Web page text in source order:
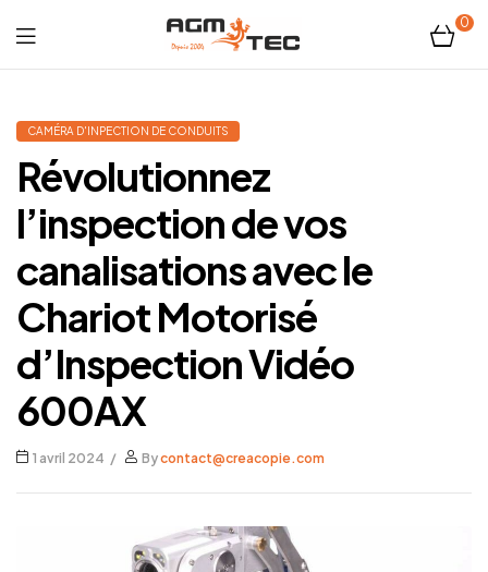
Tubicam®
XL
–
Caméra
d'inspection
Ø50
mm
0
CAMÉRA D'INPECTION DE CONDUITS
Révolutionnez
l’inspection de vos
canalisations avec le
Chariot Motorisé
d’Inspection Vidéo
600AX
1 avril 2024 Bycontact@creacopie.com